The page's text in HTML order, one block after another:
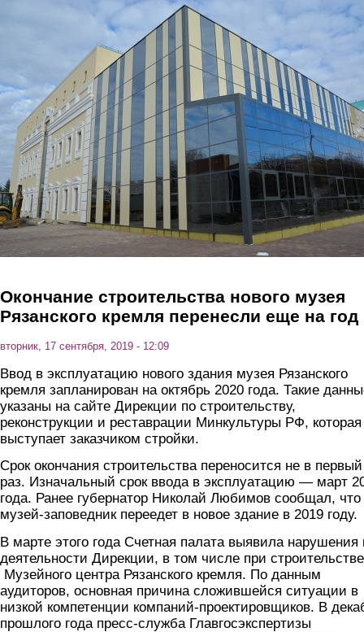
Перейти к основному содержанию
Окончание строительства нового музея
Рязанского кремля перенесли еще на год
вторник, 17 сентября, 2019 - 12:09
Ввод в эксплуатацию нового здания музея Рязанского
кремля запланирован на октябрь 2020 года. Такие
указаны на сайте Дирекции по строительству,
реконструкции и реставрации Минкультуры РФ, которая
выступает заказчиком стройки.
Срок окончания строительства переносится не в первый
раз. Изначальный срок ввода в эксплуатацию — март
года. Ранее губернатор Николай Любимов сообщал, что
музей-заповедник переедет в новое здание в 2019 году.
В марте этого года Счетная палата выявила нарушения
деятельности Дирекции, в том числе при строительстве
Музейного центра Рязанского кремля. По данным
аудиторов, основная причина сложившейся ситуации в
низкой компетенции компаний-проектировщиков. В
прошлого года пресс-служба Главгосэкспертизы